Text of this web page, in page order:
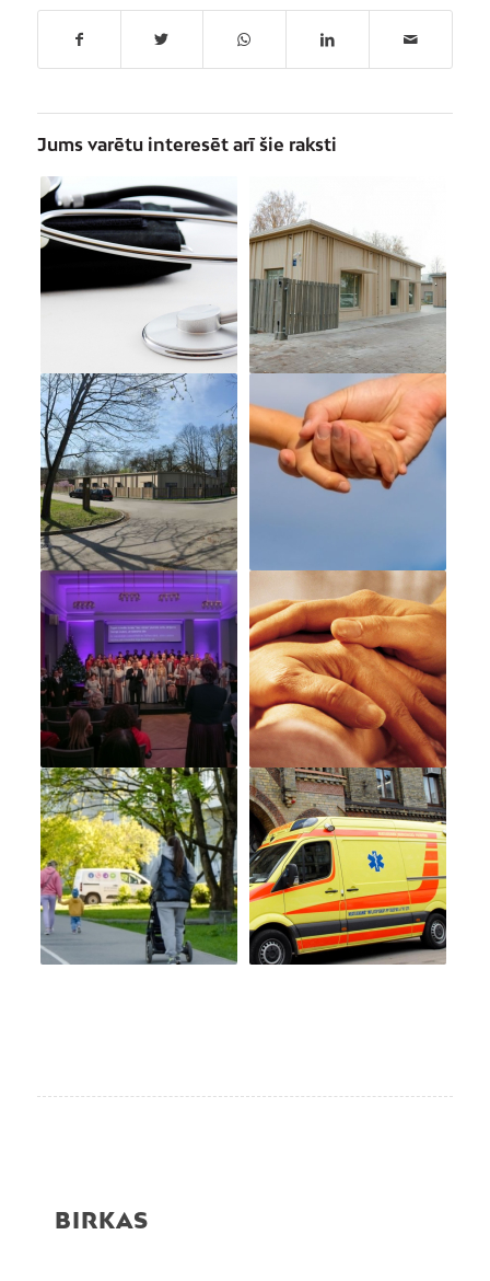
Jums varētu interesēt arī šie raksti
BIRKAS